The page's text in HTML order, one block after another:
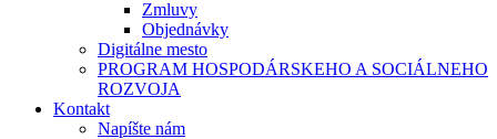
Zmluvy
Objednávky
Digitálne mesto
PROGRAM HOSPODÁRSKEHO A SOCIÁLNEHO
ROZVOJA
Kontakt
Napíšte nám